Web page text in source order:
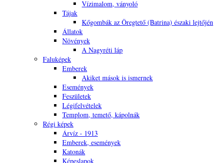
Vízimalom, ványoló
Tájak
Kőgombák az Öregtető (Batrina) északi lejtőjén
Állatok
Növények
A Nagyréti láp
Faluképek
Emberek
Akiket mások is ismernek
Események
Feszületek
Légifelvételek
Templom, temető, kápolnák
Régi képek
Árvíz - 1913
Emberek, események
Katonák
Képeslapok